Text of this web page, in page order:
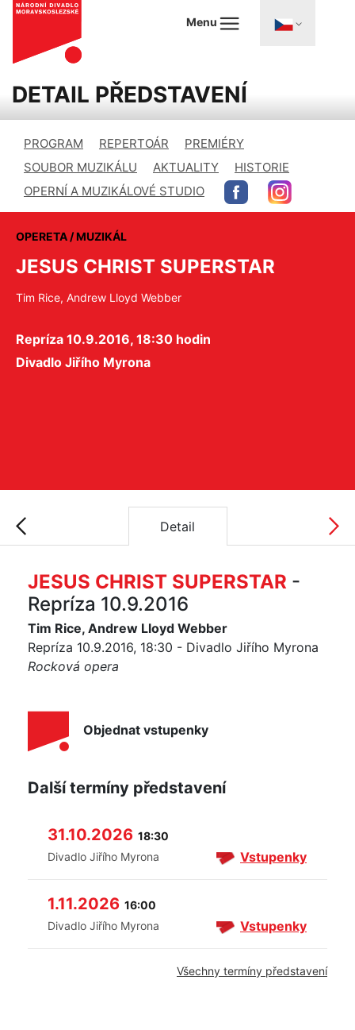
Menu
DETAIL PŘEDSTAVENÍ
PROGRAM REPERTOÁR
PREMIÉRY
SOUBOR MUZIKÁLU
AKTUALITY
HISTORIE
OPERNÍ A MUZIKÁLOVÉ STUDIO
OPERETA / MUZIKÁL
JESUS CHRIST SUPERSTAR
Tim Rice, Andrew Lloyd Webber
Repríza 10.9.2016, 18:30 hodin
Divadlo Jiřího Myrona
Detail
JESUS CHRIST SUPERSTAR -
Repríza 10.9.2016
Tim Rice, Andrew Lloyd Webber
Repríza 10.9.2016, 18:30 - Divadlo Jiřího Myrona
Rocková opera
Objednat vstupenky
Další termíny představení
31.10.2026 18:30
Divadlo Jiřího Myrona
Vstupenky
1.11.2026 16:00
Divadlo Jiřího Myrona
Vstupenky
Všechny termíny představení